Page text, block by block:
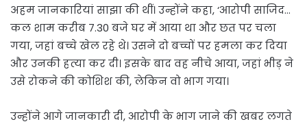
अहम जानकारियां साझा की थीं। उन्होंने कहा, ‘आरोपी साजिद…
कल शाम करीब 7.30 बजे घर में आया था और छत पर चला
गया, जहां बच्चे खेल रहे थे। उसने दो बच्चों पर हमला कर दिया
और उनकी हत्या कर दी। इसके बाद वह नीचे आया, जहां भीड़ ने
उसे रोकने की कोशिश की, लेकिन वो भाग गया।
उन्होंने आगे जानकारी दी, आरोपी के भाग जाने की खबर लगते